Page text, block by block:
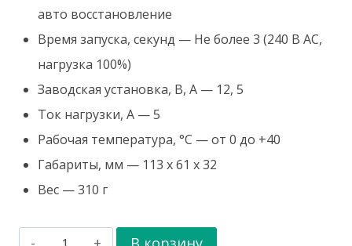
авто восстановление
Время запуска, секунд — Не более 3 (240 В AC,
нагрузка 100%)
Заводская установка, В, А — 12, 5
Ток нагрузки, А — 5
Рабочая температура, °C — от 0 до +40
Габариты, мм — 113 x 61 x 32
Вес — 310 г
Количество